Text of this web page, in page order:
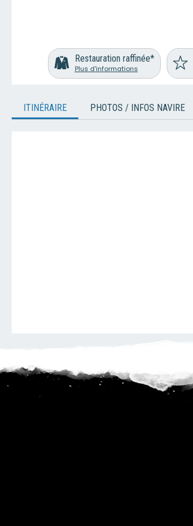
Restauration raffinée*
Plus d'informations
ITINÉRAIRE PHOTOS / INFOS NAVIRE